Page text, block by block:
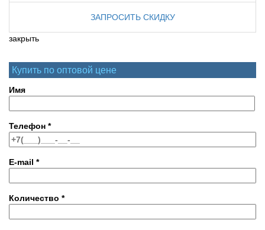
ЗАПРОСИТЬ СКИДКУ
закрыть
Купить по оптовой цене
Имя
Телефон *
E-mail *
Количество *